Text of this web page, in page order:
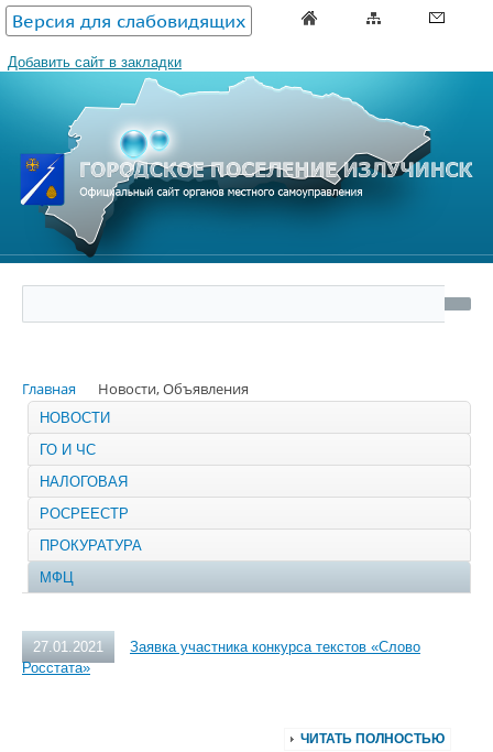
Версия для слабовидящих
Добавить сайт в закладки
Главная Новости, Объявления
НОВОСТИ
ГО И ЧС
НАЛОГОВАЯ
РОСРЕЕСТР
ПРОКУРАТУРА
МФЦ
27.01.2021
Заявка участника конкурса текстов «Слово
Росстата»
ЧИТАТЬ ПОЛНОСТЬЮ